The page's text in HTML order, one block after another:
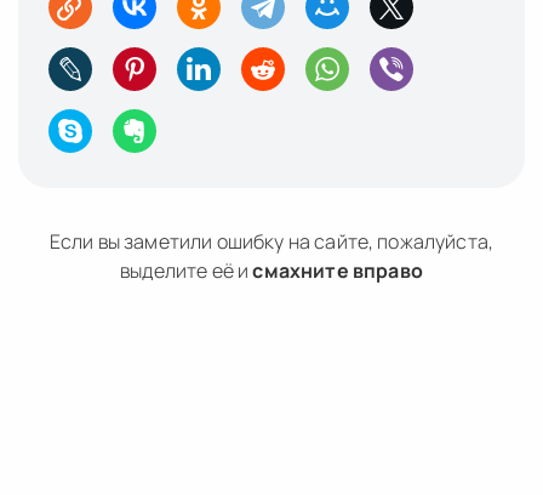
Если вы заметили ошибку на сайте, пожалуйста,
выделите её исмахните вправо